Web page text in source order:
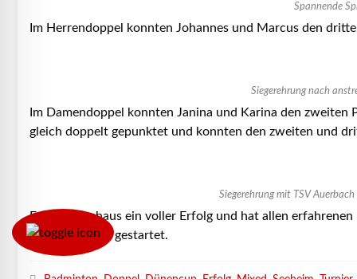
Spannende
Im Herrendoppel konnten Johannes und Marcus den
Siegerehrung nach
Im Damendoppel konnten Janina und Karina den
gleich doppelt gepunktet und konnten den zweiten und
Siegerehrung mit TSV
Es war durchaus ein voller Erfolg und hat allen
den Dünencup gestartet.